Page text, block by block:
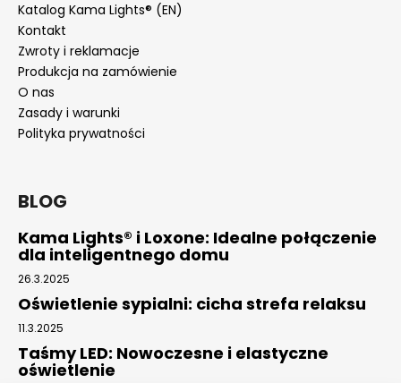
Katalog Kama Lights® (EN)
Kontakt
Zwroty i reklamacje
Produkcja na zamówienie
O nas
Zasady i warunki
Polityka prywatności
BLOG
Kama Lights® i Loxone: Idealne połączenie
dla inteligentnego domu
26.3.2025
Oświetlenie sypialni: cicha strefa relaksu
11.3.2025
Taśmy LED: Nowoczesne i elastyczne
oświetlenie